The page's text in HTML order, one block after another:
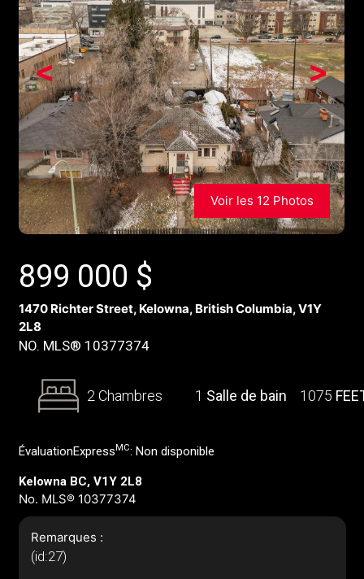
>
<
Voir les 12 Photos
899 000 $
1470 Richter Street, Kelowna, British Columbia, V1Y
2L8
NO. MLS® 10377374
2 Chambres 1 Salle de bain 1075
ÉvaluationExpress MC: Non disponible
Kelowna BC, V1Y 2L8
No. MLS® 10377374
Remarques :
(id:27)